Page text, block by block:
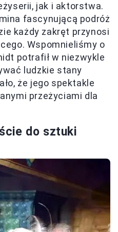
jak i aktorstwa.
fascynującą podróż
każdy zakręt przynosi
Wspomnieliśmy o
potrafił w niezwykle
ludzkie stany
że jego spektakle
przeżyciami dla
do sztuki